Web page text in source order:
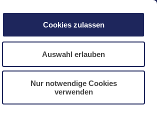
Cookies zulassen
Auswahl erlauben
Nur notwendige Cookies
verwenden
Infos
NL CN/中文